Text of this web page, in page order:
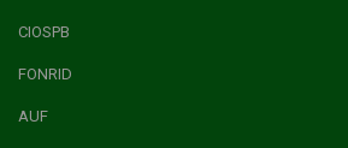
CIOSPB
FONRID
AUF